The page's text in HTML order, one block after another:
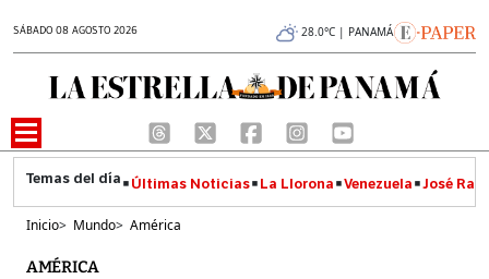
SÁBADO 08 AGOSTO 2026 28.0°C | PANAMÁ
Últimas Noticias La Llorona Venezuela José
Inicio> Mundo> América
AMÉRICA